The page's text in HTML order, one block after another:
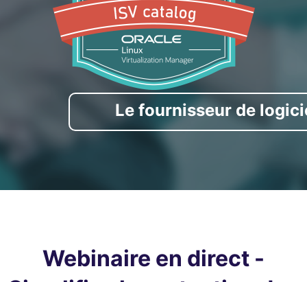
Le fournisseur de
Webinaire en direct -